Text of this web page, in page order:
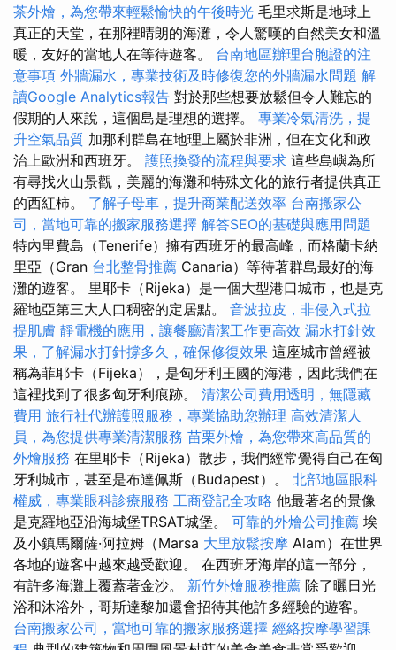
茶外燴，為您帶來輕鬆愉快的午後時光 毛里求斯是地球上
真正的天堂，在那裡晴朗的海灘，令人驚嘆的自然美女和溫
暖，友好的當地人在等待遊客。 台南地區辦理台胞證的注
意事項 外牆漏水，專業技術及時修復您的外牆漏水問題 解
讀Google Analytics報告 對於那些想要放鬆但令人難忘的
假期的人來說，這個島是理想的選擇。 專業冷氣清洗，提
升空氣品質 加那利群島在地理上屬於非洲，但在文化和政
治上歐洲和西班牙。 護照換發的流程與要求 這些島嶼為所
有尋找火山景觀，美麗的海灘和特殊文化的旅行者提供真正
的西紅柿。 了解子母車，提升商業配送效率 台南搬家公
司，當地可靠的搬家服務選擇 解答SEO的基礎與應用問題
特內里費島（Tenerife）擁有西班牙的最高峰，而格蘭卡納
里亞（Gran 台北整骨推薦 Canaria）等待著群島最好的海
灘的遊客。 里耶卡（Rijeka）是一個大型港口城市，也是克
羅地亞第三大人口稠密的定居點。 音波拉皮，非侵入式拉
提肌膚 靜電機的應用，讓餐廳清潔工作更高效 漏水打針效
果，了解漏水打針撐多久，確保修復效果 這座城市曾經被
稱為菲耶卡（Fijeka），是匈牙利王國的海港，因此我們在
這裡找到了很多匈牙利痕跡。 清潔公司費用透明，無隱藏
費用 旅行社代辦護照服務，專業協助您辦理 高效清潔人
員，為您提供專業清潔服務 苗栗外燴，為您帶來高品質的
外燴服務 在里耶卡（Rijeka）散步，我們經常覺得自己在匈
牙利城市，甚至是布達佩斯（Budapest）。 北部地區眼科
權威，專業眼科診療服務 工商登記全攻略 他最著名的景像
是克羅地亞沿海城堡TRSAT城堡。 可靠的外燴公司推薦 埃
及小鎮馬爾薩·阿拉姆（Marsa 大里放鬆按摩 Alam）在世界
各地的遊客中越來越受歡迎。 在西班牙海岸的這一部分，
有許多海灘上覆蓋著金沙。 新竹外燴服務推薦 除了曬日光
浴和沐浴外，哥斯達黎加還會招待其他許多經驗的遊客。
台南搬家公司，當地可靠的搬家服務選擇 經絡按摩學習課